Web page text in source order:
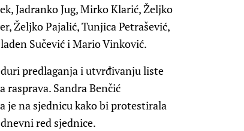
Jadranko Jug, Mirko Klarić, Željko
Željko Pajalić, Tunjica Petrašević,
Sučević i Mario Vinković.
predlaganja i utvrđivanju liste
Sandra Benčić
je na sjednicu kako bi protestirala
red sjednice.